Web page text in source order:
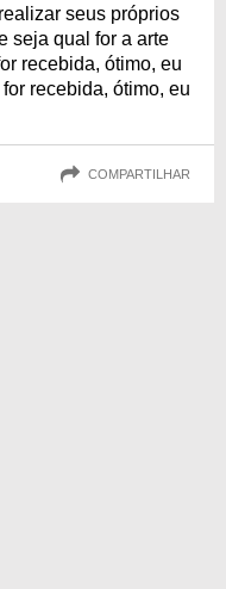
seus próprios
seja qual for a arte
recebida, ótimo, eu
recebida, ótimo, eu
COMPARTILHAR